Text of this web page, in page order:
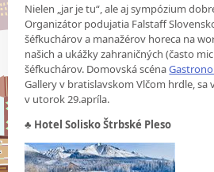
Nielen „jar je tu“, ale aj sympózium
Organizátor podujatia Falstaff
šéfkuchárov a manažérov horeca na
našich a ukážky zahraničných (často
šéfkuchárov. Domovská scéna
Gallery v bratislavskom Vlčom hrdle, sa
v utorok 29.apríla.
♣ Hotel Solisko Štrbské Pleso